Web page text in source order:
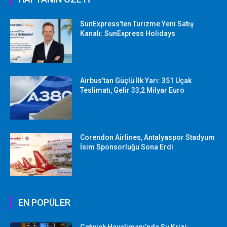
SunExpress’ten Turizme Yeni Satış
Kanalı: SunExpress Holidays
Airbus’tan Güçlü İlk Yarı: 351 Uçak
Teslimatı, Gelir 33,2 Milyar Euro
Corendon Airlines, Antalyaspor Stadyum
İsim Sponsorluğu Sona Erdi
EN POPÜLER